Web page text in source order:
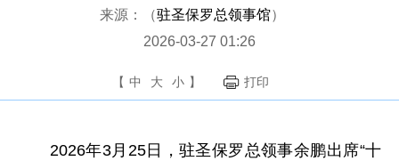
来源：（驻圣保罗总领事馆）
2026-03-27 01:26
【 中 大 小 】 打印
2026年3月25日，驻圣保罗总领事余鹏出席“十